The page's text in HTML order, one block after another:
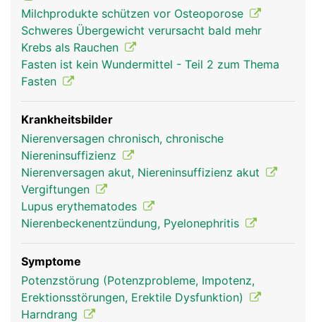
Milchprodukte schützen vor Osteoporose
Schweres Übergewicht verursacht bald mehr
Krebs als Rauchen
Fasten ist kein Wundermittel - Teil 2 zum Thema
Fasten
Krankheitsbilder
Nierenversagen chronisch, chronische
Niereninsuffizienz
Nierenversagen akut, Niereninsuffizienz akut
Vergiftungen
Lupus erythematodes
Nierenbeckenentzündung, Pyelonephritis
Symptome
Potenzstörung (Potenzprobleme, Impotenz,
Erektionsstörungen, Erektile Dysfunktion)
Harndrang